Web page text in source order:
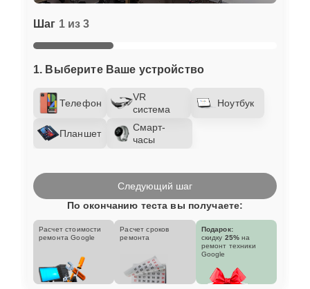
Шаг 1 из 3
1. Выберите Ваше устройство
Телефон
VR
система
Ноутбук
Планшет
Смарт-
часы
Следующий шаг
По окончанию теста вы получаете:
Расчет стоимости
ремонта Google
Расчет сроков
ремонта
Подарок:
скидку 25% на
ремонт техники
Google